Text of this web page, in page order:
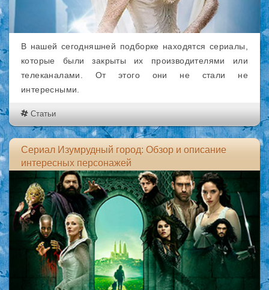
В нашей сегодняшней подборке находятся сериалы,
которые были закрыты их производителями или
телеканалами. От этого они не стали не
интересными.
Статьи
Сериал Изумрудный город: Обзор и описание
интересных персонажей